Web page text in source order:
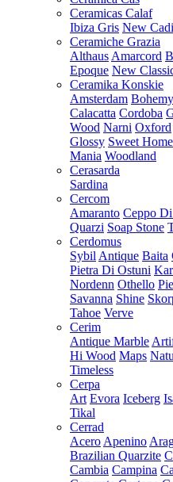
Ceramicas Calaf
Ibiza Gris New
Ceramiche Grazia
Althaus Amarcord
Epoque New
Ceramika Konskie
Amsterdam Bohemy
Calacatta Cordoba
Wood Narni Oxford
Glossy Sweet Home
Mania Woodland
Cerasarda
Sardina
Cercom
Amaranto Ceppo
Quarzi Soap Stone
Cerdomus
Sybil Antique Baita
Pietra Di Ostuni
Nordenn Othello
Savanna Shine
Tahoe Verve
Cerim
Antique Marble
Hi Wood Maps
Timeless
Cerpa
Art Evora Iceberg
Tikal
Cerrad
Acero Apenino
Brazilian Quarzite
Cambia Campina